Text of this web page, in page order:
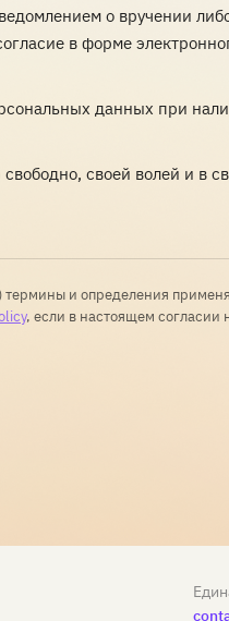
о вручении
в форме
данных при
своей волей и в
и определения
, если в настоящем согласии